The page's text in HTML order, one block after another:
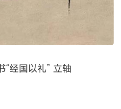
“经国以礼” 立轴